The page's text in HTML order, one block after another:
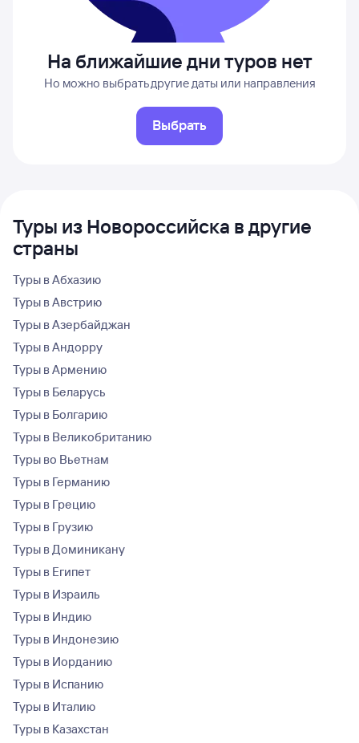
На ближайшие дни туров нет
Но можно выбрать другие даты или направления
Выбрать
Туры из Новороссийска в другие
страны
Туры в Абхазию
Туры в Австрию
Туры в Азербайджан
Туры в Андорру
Туры в Армению
Туры в Беларусь
Туры в Болгарию
Туры в Великобританию
Туры во Вьетнам
Туры в Германию
Туры в Грецию
Туры в Грузию
Туры в Доминикану
Туры в Египет
Туры в Израиль
Туры в Индию
Туры в Индонезию
Туры в Иорданию
Туры в Испанию
Туры в Италию
Туры в Казахстан